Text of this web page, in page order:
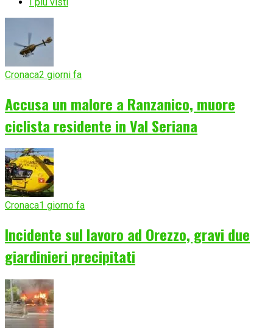
Cronaca2 giorni fa
Accusa un malore a Ranzanico, muore
ciclista residente in Val Seriana
Cronaca1 giorno fa
Incidente sul lavoro ad Orezzo, gravi due
giardinieri precipitati